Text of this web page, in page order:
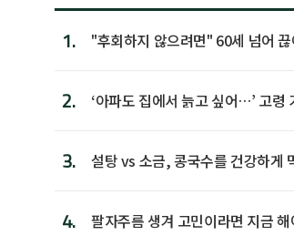
1.
"후회하지 않으려면" 60세 넘어
2.
‘아파도 집에서 늙고 싶어…’ 고령
3. 설탕 vs 소금, 콩국수를 건강하게
4. 팔자주름 생겨 고민이라면 지금 해